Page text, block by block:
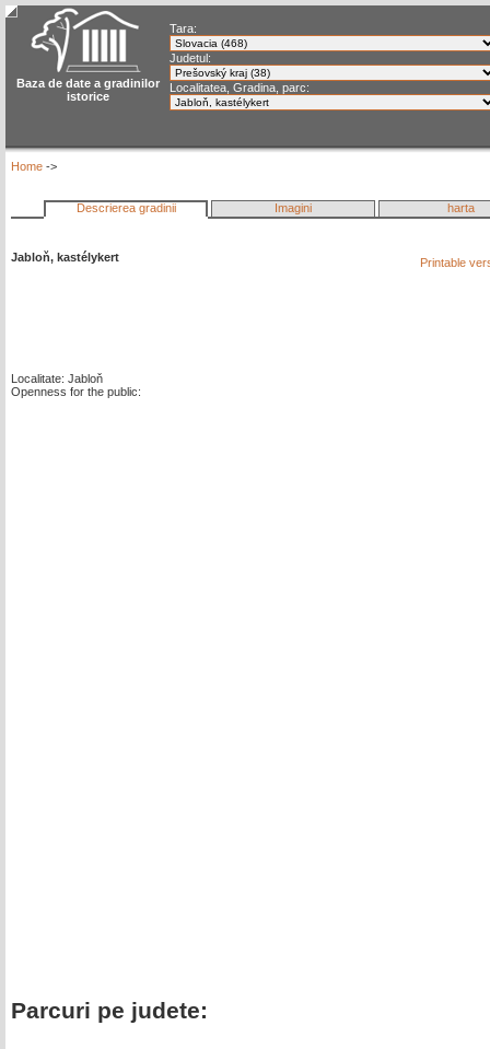
Baza de date a gradinilor
istorice
Tara:
Judetul:
Localitatea, Gradina, parc:
Home ->
Descrierea gradinii Imagini harta
Jabloň, kastélykert Printable
Localitate: Jabloň
Openness for the public:
Parcuri pe judete: